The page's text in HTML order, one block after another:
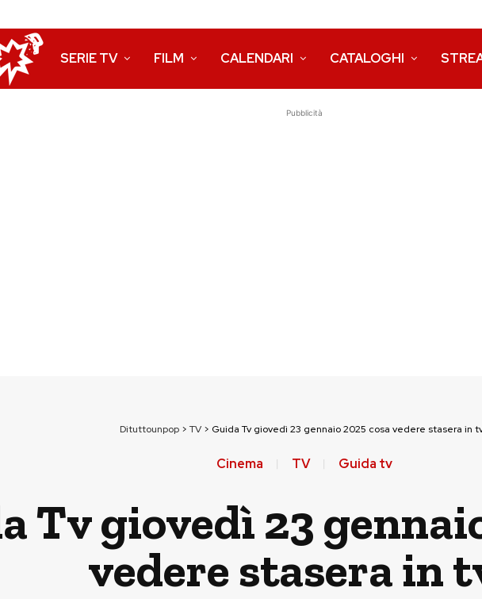
SERIE TV FILM CALENDARI CATALOGHI
Pubblicità
Dituttounpop > TV > Guida Tv giovedì 23 gennaio 2025 cosa vedere stasera in
Cinema TV Guida tv
Tv giovedì 23
vedere stasera in